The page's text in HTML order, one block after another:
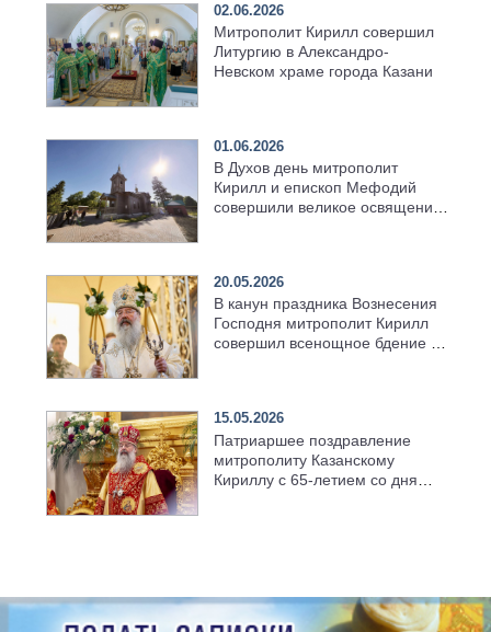
02.06.2026
Митрополит Кирилл совершил
Литургию в Александро-
Невском храме города Казани
01.06.2026
В Духов день митрополит
Кирилл и епископ Мефодий
совершили великое освящение
20.05.2026
В канун праздника Вознесения
Господня митрополит Кирилл
совершил всенощное бдение в
15.05.2026
Патриаршее поздравление
митрополиту Казанскому
Кириллу с 65-летием со дня